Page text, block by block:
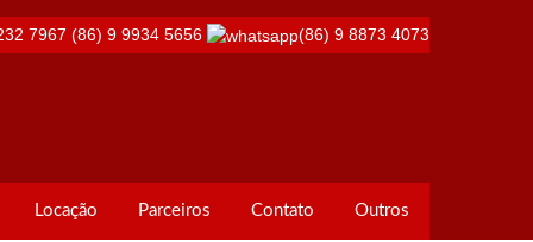
7967 (86) 9 9934 5656 (86) 9 8873 4073
Locação Parceiros Contato Outros